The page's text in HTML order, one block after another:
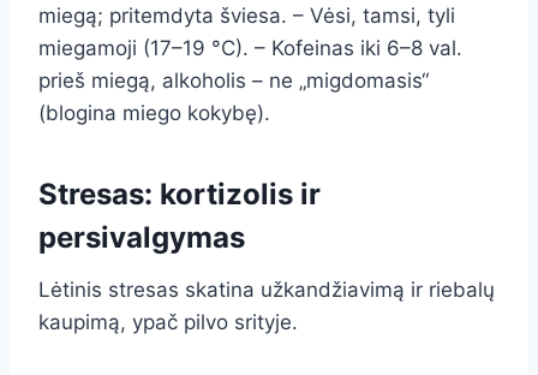
miegą; pritemdyta šviesa. – Vėsi, tamsi, tyli
miegamoji (17–19 °C). – Kofeinas iki 6–8 val.
prieš miegą, alkoholis – ne „migdomasis“
(blogina miego kokybę).
Stresas: kortizolis ir
persivalgymas
Lėtinis stresas skatina užkandžiavimą ir riebalų
kaupimą, ypač pilvo srityje.